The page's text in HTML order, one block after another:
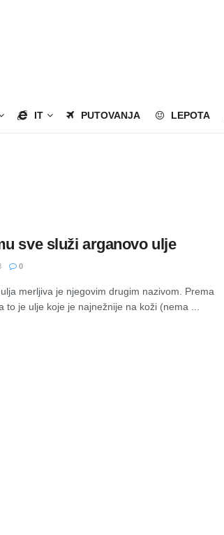
IT PUTOVANJA LEPOTA
sve služi arganovo ulje
0
merljiva je njegovim drugim nazivom. Prema
to je ulje koje je najnežnije na koži (nema ...